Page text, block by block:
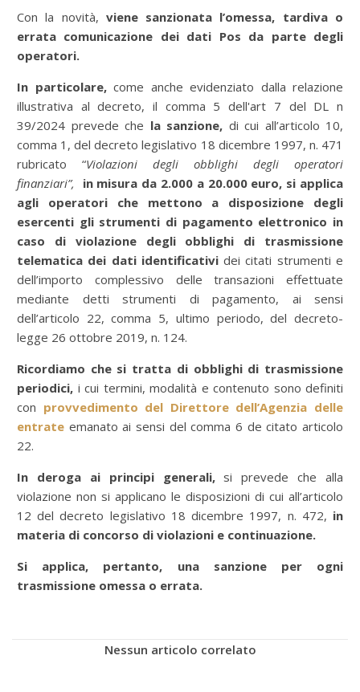
Con la novità, viene sanzionata l’omessa, tardiva o
errata comunicazione dei dati Pos da parte degli
operatori.
In particolare, come anche evidenziato dalla relazione
illustrativa al decreto, il comma 5 dell'art 7 del DL n
39/2024 prevede che la sanzione, di cui all’articolo 10,
comma 1, del decreto legislativo 18 dicembre 1997, n. 471
rubricato “Violazioni degli obblighi degli operatori
finanziari”,
in misura da 2.000 a 20.000 euro, si applica
agli operatori che mettono a disposizione degli
esercenti gli strumenti di pagamento elettronico in
caso di violazione degli obblighi di trasmissione
telematica dei dati identificatividei citati strumenti e
dell’importo complessivo delle transazioni effettuate
mediante detti strumenti di pagamento, ai sensi
dell’articolo 22, comma 5, ultimo periodo, del decreto-
legge 26 ottobre 2019, n. 124.
Ricordiamo che si tratta di obblighi di trasmissione
periodici, i cui termini, modalità e contenuto sono definiti
con provvedimento del Direttore dell’Agenzia delle
entrate emanato ai sensi del comma 6 de citato articolo
22.
In deroga ai principi generali,si prevede che alla
violazione non si applicano le disposizioni di cui all’articolo
12 del decreto legislativo 18 dicembre 1997, n. 472, in
materia di concorso di violazioni e continuazione.
Si applica, pertanto, una sanzione per ogni
trasmissione omessa o errata.
Nessun articolo correlato